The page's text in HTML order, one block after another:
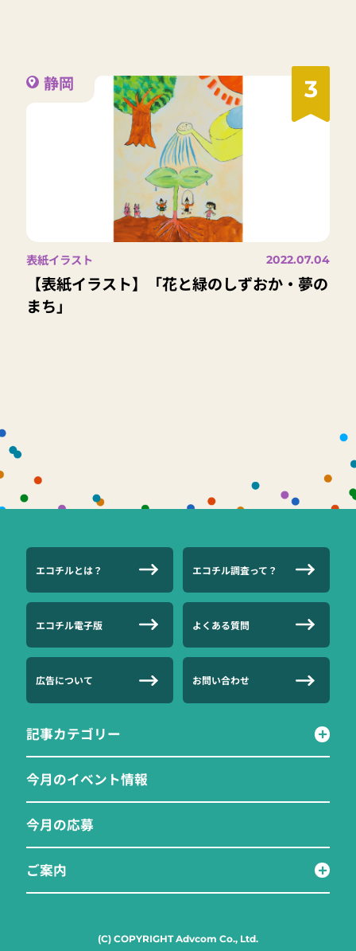
3
静岡
表紙イラスト 2022.07.04
【表紙イラスト】「花と緑のしずおか・夢の
まち」
エコチルとは？ エコチル調査って？
エコチル電子版 よくある質問
広告について お問い合わせ
記事カテゴリー
今月のイベント情報
今月の応募
ご案内
(C) COPYRIGHT Advcom Co., Ltd.